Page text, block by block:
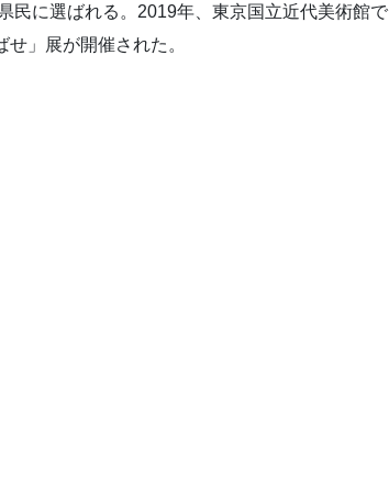
民に選ばれる。2019年、東京国立近代美術館で
」展が開催された。